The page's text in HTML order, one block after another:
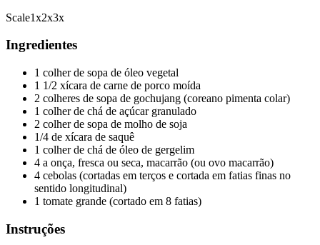
Scale1x2x3x
Ingredientes
1 colher de sopa de óleo vegetal
1 1/2 xícara de carne de porco moída
2 colheres de sopa de gochujang (coreano pimenta colar)
1 colher de chá de açúcar granulado
2 colher de sopa de molho de soja
1/4 de xícara de saquê
1 colher de chá de óleo de gergelim
4 a onça, fresca ou seca, macarrão (ou ovo macarrão)
4 cebolas (cortadas em terços e cortada em fatias finas no
sentido longitudinal)
1 tomate grande (cortado em 8 fatias)
Instruções